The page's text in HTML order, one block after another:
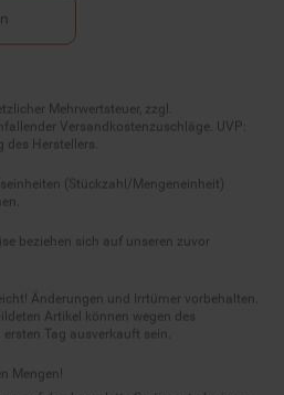
Versandkostenzuschläge. UVP:
des Herstellers.
Artikel können wegen des
Tag ausverkauft sein.